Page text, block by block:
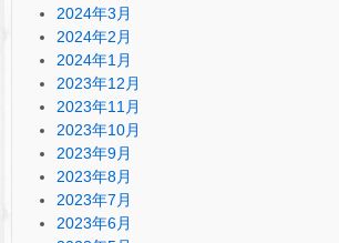
2024年3月
2024年2月
2024年1月
2023年12月
2023年11月
2023年10月
2023年9月
2023年8月
2023年7月
2023年6月